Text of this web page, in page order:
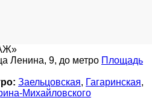
Ленина, 9, до метро Площадь
Заельцовская, Гагаринская,
Михайловского